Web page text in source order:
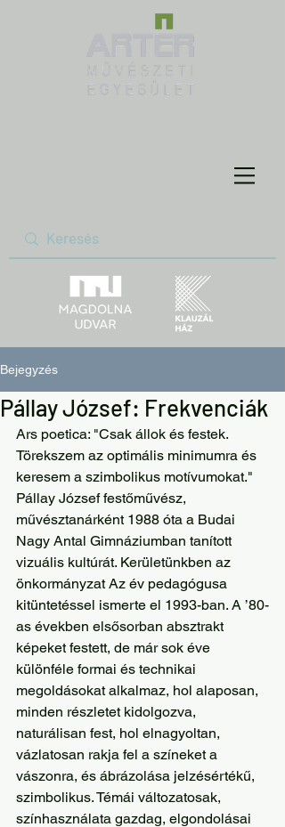
Bejegyzés
Pállay József: Frekvenciák
Ars poetica: "Csak állok és festek.
Törekszem az optimális minimumra és
keresem a szimbolikus motívumokat."
Pállay József festőművész,
művésztanárként 1988 óta a Budai
Nagy Antal Gimnáziumban tanított
vizuális kultúrát. Kerületünkben az
önkormányzat Az év pedagógusa
kitüntetéssel ismerte el 1993-ban. A ’80-
as években elsősorban absztrakt
képeket festett, de már sok éve
különféle formai és technikai
megoldásokat alkalmaz, hol alaposan,
minden részletet kidolgozva,
naturálisan fest, hol elnagyoltan,
vázlatosan rakja fel a színeket a
vászonra, és ábrázolása jelzésértékű,
szimbolikus. Témái változatosak,
színhasználata gazdag, elgondolásai